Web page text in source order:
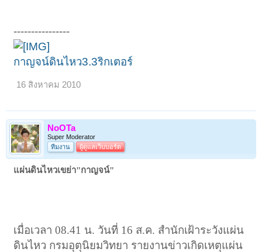
----------------
กาญจน์ดินไหว3.3ริกเตอร์
16 สิงหาคม 2010
NoOTa
Super Moderator
ทีมงาน
ผู้ดูแลเว็บบอร์ด
แผ่นดินไหวเขย่า"กาญจน์"
เมื่อเวลา 08.41 น. วันที่ 16 ส.ค. สำนักเฝ้าระวังแผ่น
ดินไหว กรมอุตุนิยมวิทยา รายงานข่าวเกิดเหตุแผ่น